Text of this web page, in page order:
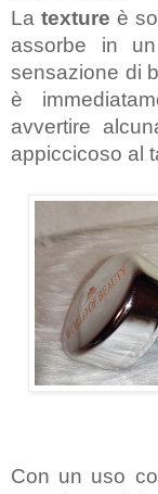
La texture è
assorbe in
sensazione di
è
avvertire
appiccicoso al
Con un uso